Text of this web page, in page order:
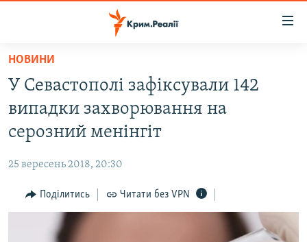
Перейти
основного
матеріалу
до
основної
навігації
Перейти
до
ВІДЕО ТА ФОТО
БЛОГИ
ПОГЛЯД
ІНТЕРВ'Ю
НОВИНИ
У Севастополі зафіксували 142
випадки захворювання на
серозний менінгіт
25 вересень 2018, 20:30
Поділитись Читати без VPN